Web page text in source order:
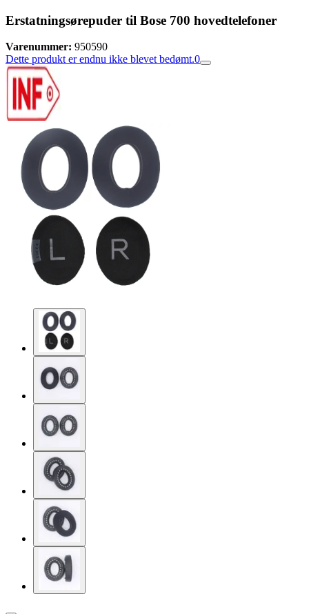
Erstatningsørepuder til Bose 700 hovedtelefoner
Varenummer: 950590
Dette produkt er endnu ikke blevet bedømt.0